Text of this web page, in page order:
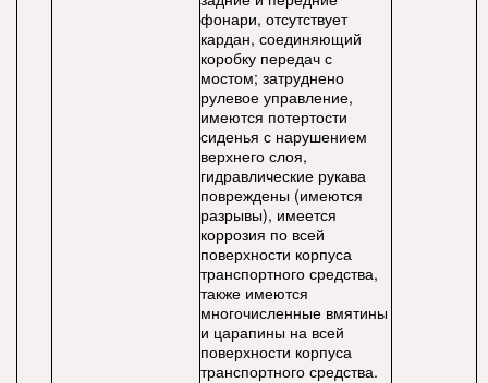
фонари, отсутствует
кардан, соединяющий
коробку передач с
мостом; затруднено
рулевое управление,
имеются потертости
сиденья с нарушением
верхнего слоя,
гидравлические рукава
повреждены (имеются
разрывы), имеется
коррозия по всей
поверхности корпуса
транспортного средства,
также имеются
многочисленные вмятины
и царапины на всей
поверхности корпуса
транспортного средства.